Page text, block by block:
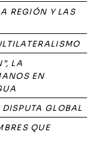
REGIÓN Y LAS
LA
EN
GLOBAL
QUE